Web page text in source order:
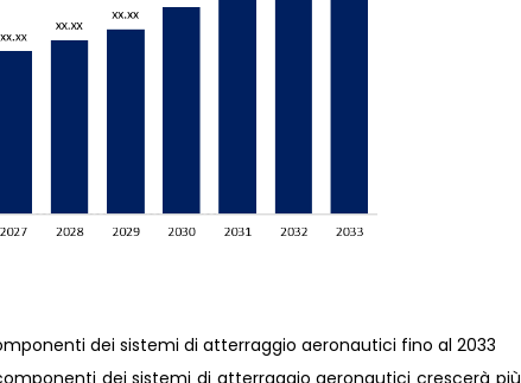
dei sistemi di atterraggio aeronautici fino al 2033
dei sistemi di atterraggio aeronautici crescerà più